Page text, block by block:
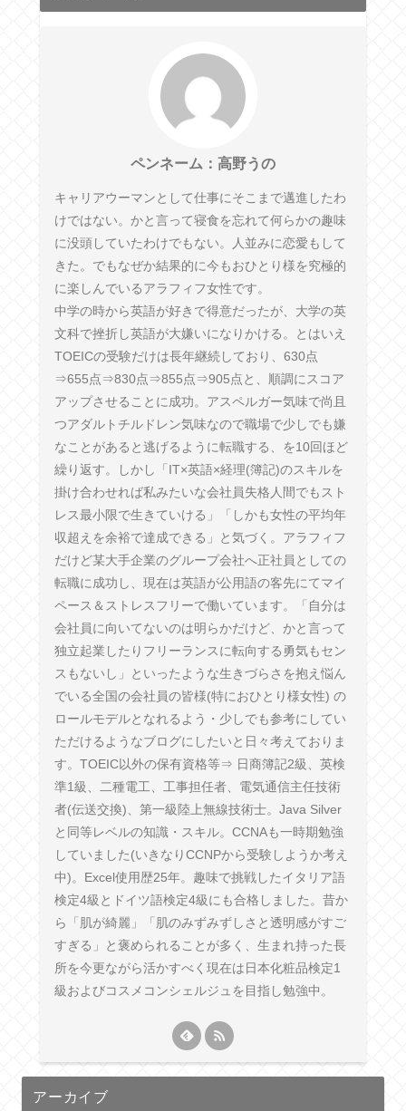
ペンネーム：高野うの
キャリアウーマンとして仕事にそこまで邁進したわ
けではない。かと言って寝食を忘れて何らかの趣味
に没頭していたわけでもない。人並みに恋愛もして
きた。でもなぜか結果的に今もおひとり様を究極的
に楽しんでいるアラフィフ女性です。
中学の時から英語が好きで得意だったが、大学の英
文科で挫折し英語が大嫌いになりかける。とはいえ
TOEICの受験だけは長年継続しており、630点
⇒655点⇒830点⇒855点⇒905点と、順調にスコア
アップさせることに成功。アスペルガー気味で尚且
つアダルトチルドレン気味なので職場で少しでも嫌
なことがあると逃げるように転職する、を10回ほど
繰り返す。しかし「IT×英語×経理(簿記)のスキルを
掛け合わせれば私みたいな会社員失格人間でもスト
レス最小限で生きていける」「しかも女性の平均年
収超えを余裕で達成できる」と気づく。アラフィフ
だけど某大手企業のグループ会社へ正社員としての
転職に成功し、現在は英語が公用語の客先にてマイ
ペース＆ストレスフリーで働いています。「自分は
会社員に向いてないのは明らかだけど、かと言って
独立起業したりフリーランスに転向する勇気もセン
スもないし」といったような生きづらさを抱え悩ん
でいる全国の会社員の皆様(特におひとり様女性) の
ロールモデルとなれるよう・少しでも参考にしてい
ただけるようなブログにしたいと日々考えておりま
す。TOEIC以外の保有資格等⇒ 日商簿記2級、英検
準1級、二種電工、工事担任者、電気通信主任技術
者(伝送交換)、第一級陸上無線技術士。Java Silver
と同等レベルの知識・スキル。CCNAも一時期勉強
していました(いきなりCCNPから受験しようか考え
中)。Excel使用歴25年。趣味で挑戦したイタリア語
検定4級とドイツ語検定4級にも合格しました。昔か
ら「肌が綺麗」「肌のみずみずしさと透明感がすご
すぎる」と褒められることが多く、生まれ持った長
所を今更ながら活かすべく現在は日本化粧品検定1
級およびコスメコンシェルジュを目指し勉強中。
アーカイブ